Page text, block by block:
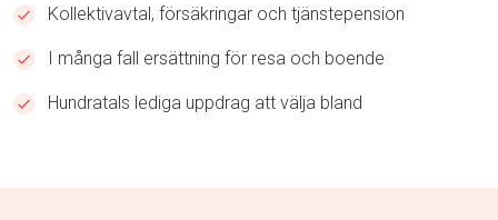
Kollektivavtal, försäkringar och tjänstepension
I många fall ersättning för resa och boende
Hundratals lediga uppdrag att välja bland